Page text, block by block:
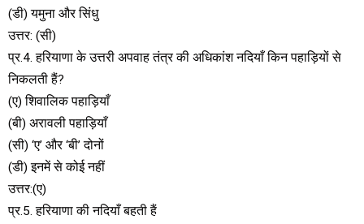
(डी) यमुना और सिंधु
उत्तर: (सी)
प्र.4. हरियाणा के उत्तरी अपवाह तंत्र की अधिकांश नदियाँ किन पहाड़ियों से
निकलती हैं?
(ए) शिवालिक पहाड़ियाँ
(बी) अरावली पहाड़ियाँ
(सी) ‘ए’ और ‘बी’ दोनों
(डी) इनमें से कोई नहीं
उत्तर:(ए)
प्र.5. हरियाणा की नदियाँ बहती हैं